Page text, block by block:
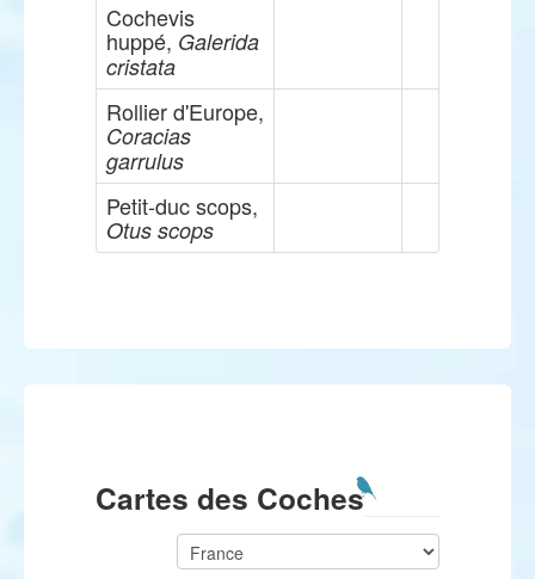
Cochevis
huppé, Galerida
cristata
Rollier d'Europe,
Coracias
garrulus
Petit-duc scops,
Otus scops
Cartes des Coches